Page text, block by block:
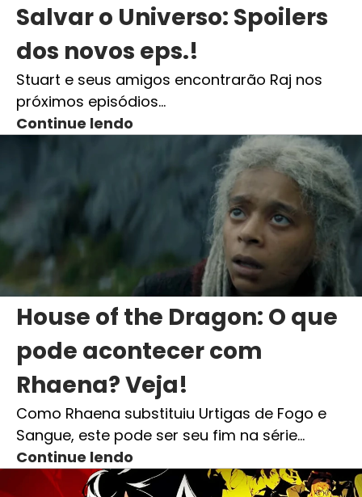
Salvar o Universo: Spoilers
dos novos eps.!
Stuart e seus amigos encontrarão Raj nos
próximos episódios…
Continue lendo
House of the Dragon: O que
pode acontecer com
Rhaena? Veja!
Como Rhaena substituiu Urtigas de Fogo e
Sangue, este pode ser seu fim na série…
Continue lendo